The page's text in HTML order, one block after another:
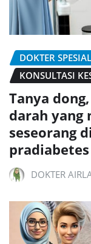
DOKTER
KONSULTASI
Tanya
darah yang
seseorang
DOKTER